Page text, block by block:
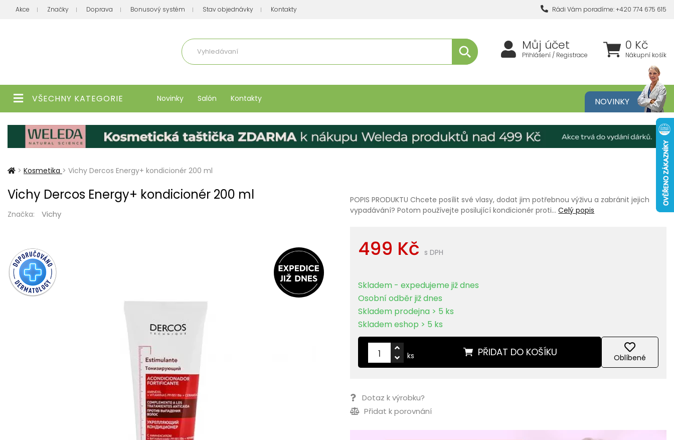
Akce Značky Doprava Bonusový systém Stav objednávky Kontakty Rádi Vám poradíme: +420 774 675 615
0 Kč
Nákupní košík
Můj účet
Přihlášení / Registrace
VŠECHNY KATEGORIE Novinky Salón Kontakty NOVINKY
> Kosmetika > Vichy Dercos Energy+ kondicionér 200 ml
Vichy Dercos Energy+ kondicionér 200 ml
Značka: Vichy
POPIS PRODUKTU Chcete posílit své vlasy, dodat jim potřebnou výživu a zabránit jejich
vypadávání? Potom používejte posilující kondicionér proti…Celý popis
499 Kč s DPH
Skladem - expedujeme již dnes
Osobní odběr již dnes
Skladem prodejna > 5 ks
Skladem eshop > 5 ks
PŘIDAT DO KOŠÍKU
ks Oblíbené
Dotaz k výrobku?
Přidat k porovnání